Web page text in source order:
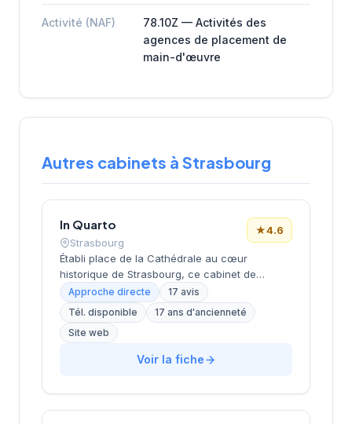
Activité (NAF)
78.10Z — Activités des
agences de placement de
main-d'œuvre
Autres cabinets à Strasbourg
In Quarto
Strasbourg
★4.6
Établi place de la Cathédrale au cœur
historique de Strasbourg, ce cabinet de
recrutement bénéficie d'un emplacement
emblématique dans le centre-ville alsacien.
Dirigé par M. Costa, il propose des services de
conseil en recrutement aux entreprises de la
région. La structure affiche une notation de
4,6/5 sur Google, reflétant la satisfaction de
Approche directe
17 avis
Tél. disponible
17 ans d'ancienneté
Site web
Voir la fiche